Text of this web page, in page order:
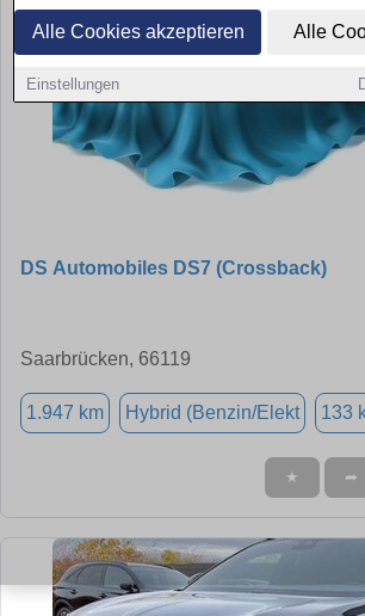
Alle Cookies akzeptieren Alle
Einstellungen
DS Automobiles DS7 (Crossback)
Saarbrücken, 66119
1.947 km Hybrid (Benzin/Elekt 133
★ ➦